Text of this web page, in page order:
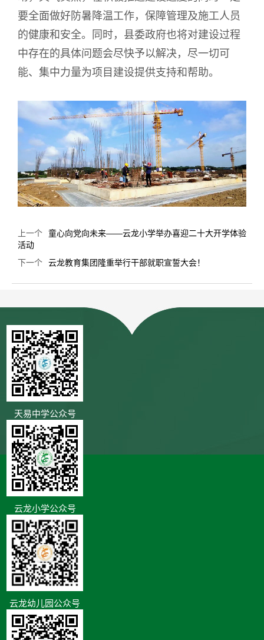
要全面做好防暑降温工作，保障管理及施工人员
的健康和安全。同时，县委政府也将对建设过程
中存在的具体问题会尽快予以解决，尽一切可
能、集中力量为项目建设提供支持和帮助。
上一个
童心向党向未来——云龙小学举办喜迎二十大开学体验
活动
下一个
云龙教育集团隆重举行干部就职宣誓大会！
天易中学公众号
云龙小学公众号
云龙幼儿园公众号